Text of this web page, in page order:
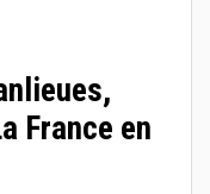
France en